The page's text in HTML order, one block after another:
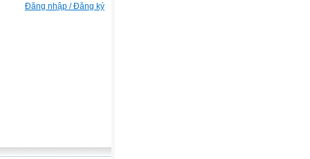
Đăng nhập / Đăng ký